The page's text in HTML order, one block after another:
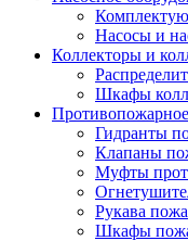
Насосы и
Коллекторы и
Шкафы
Гидранты
Клапаны
Муфты
Рукава
Шкафы